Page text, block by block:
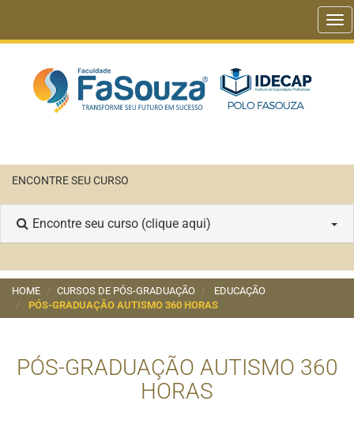
ENCONTRE SEU CURSO
Encontre seu curso (clique aqui)
HOME CURSOS DE PÓS-GRADUAÇÃO
EDUCAÇÃO
PÓS-GRADUAÇÃO AUTISMO 360 HORAS
PÓS-GRADUAÇÃO AUTISMO 360
HORAS